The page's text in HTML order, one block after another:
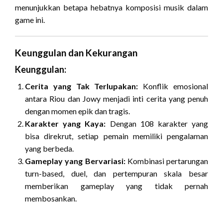
menunjukkan betapa hebatnya komposisi musik dalam
game ini.
Keunggulan dan Kekurangan
Keunggulan:
Cerita yang Tak Terlupakan: Konflik emosional
antara Riou dan Jowy menjadi inti cerita yang penuh
dengan momen epik dan tragis.
Karakter yang Kaya: Dengan 108 karakter yang
bisa direkrut, setiap pemain memiliki pengalaman
yang berbeda.
Gameplay yang Bervariasi:Kombinasi pertarungan
turn-based, duel, dan pertempuran skala besar
memberikan gameplay yang tidak pernah
membosankan.